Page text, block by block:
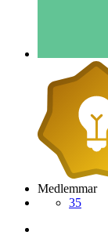
Medlemmar
35